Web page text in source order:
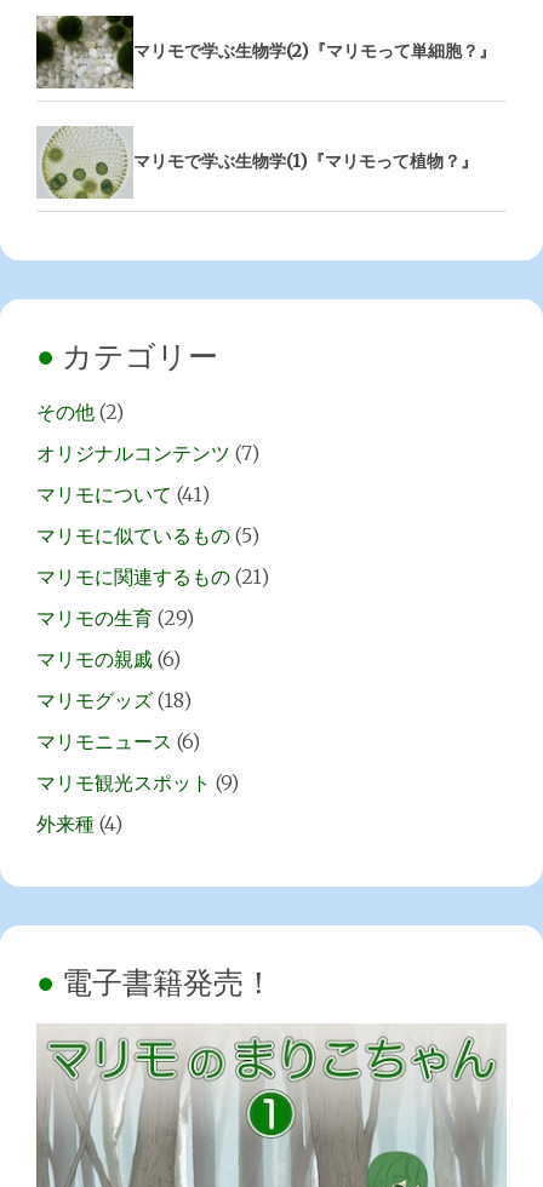
マリモで学ぶ生物学(2)『マリモって単細胞？』
マリモで学ぶ生物学(1)『マリモって植物？』
カテゴリー
その他 (2)
オリジナルコンテンツ (7)
マリモについて (41)
マリモに似ているもの (5)
マリモに関連するもの (21)
マリモの生育 (29)
マリモの親戚 (6)
マリモグッズ (18)
マリモニュース (6)
マリモ観光スポット (9)
外来種 (4)
電子書籍発売！